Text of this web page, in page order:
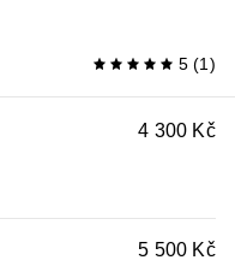
5 (1 )
4 300 Kč
5 500 Kč